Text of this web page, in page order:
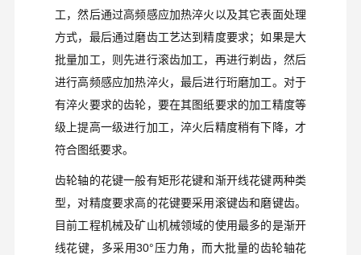
工，然后通过高频感应加热淬火以及其它表面处理
方式，最后通过磨齿工艺达到精度要求；如果是大
批量加工，则先进行滚齿加工，再进行剃齿，然后
进行高频感应加热淬火，最后进行珩磨加工。对于
有淬火要求的齿轮，要在其图纸要求的加工精度等
级上提高一级进行加工，淬火后精度稍有下降，才
符合图纸要求。
齿轮轴的花键一般有矩形花键和渐开线花键两种类
型，对精度要求高的花键要采用滚键齿和磨键齿。
目前工程机械及矿山机械领域的使用最多的是渐开
线花键，多采用30°压力角，而大批量的齿轮轴花